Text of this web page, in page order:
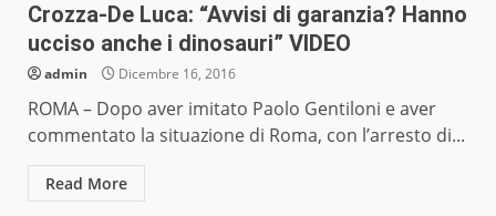
Crozza-De Luca: “Avvisi di garanzia? Hanno
ucciso anche i dinosauri” VIDEO
admin Dicembre 16, 2016
ROMA – Dopo aver imitato Paolo Gentiloni e aver
commentato la situazione di Roma, con l’arresto di...
Read More